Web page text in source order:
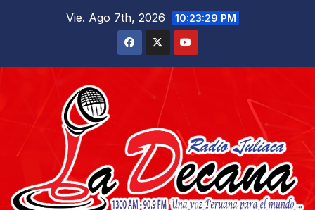
Vie. Ago 7th, 2026 10:23:30 PM